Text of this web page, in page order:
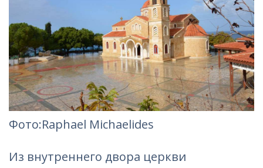
Фoто:Raphael Michaelides
Из внутреннего двора церкви